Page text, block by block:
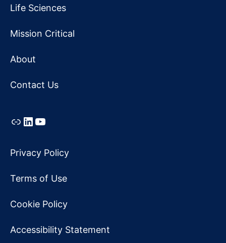
Life Sciences
Mission Critical
About
Contact Us
LinkLinkedIn
YouTube
Privacy Policy
Terms of Use
Cookie Policy
Accessibility Statement